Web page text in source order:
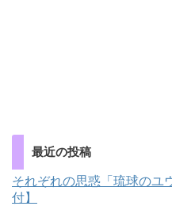
最近の投稿
それぞれの思惑「琉球のユ
付】